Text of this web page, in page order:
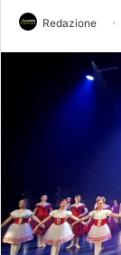
Redazione